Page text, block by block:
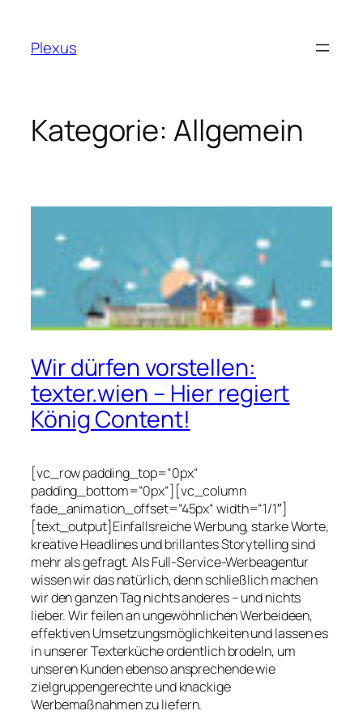
springen
Plexus
Kategorie: Allgemein
Wir dürfen vorstellen:
texter.wien – Hier regiert
König Content!
[vc_row padding_top=“0px“
padding_bottom=“0px“][vc_column
fade_animation_offset=“45px“ width=“1/1″]
[text_output]Einfallsreiche Werbung, starke Worte,
kreative Headlines und brillantes Storytelling sind
mehr als gefragt. Als Full-Service-Werbeagentur
wissen wir das natürlich, denn schließlich machen
wir den ganzen Tag nichts anderes – und nichts
lieber. Wir feilen an ungewöhnlichen Werbeideen,
effektiven Umsetzungsmöglichkeiten und lassen es
in unserer Texterküche ordentlich brodeln, um
unseren Kunden ebenso ansprechende wie
zielgruppengerechte und knackige
Werbemaßnahmen zu liefern.